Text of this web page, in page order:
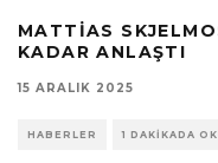
MATTIAS
KADAR ANLAŞTI
15 ARALIK 2025
HABERLER 1 DAKIKADA